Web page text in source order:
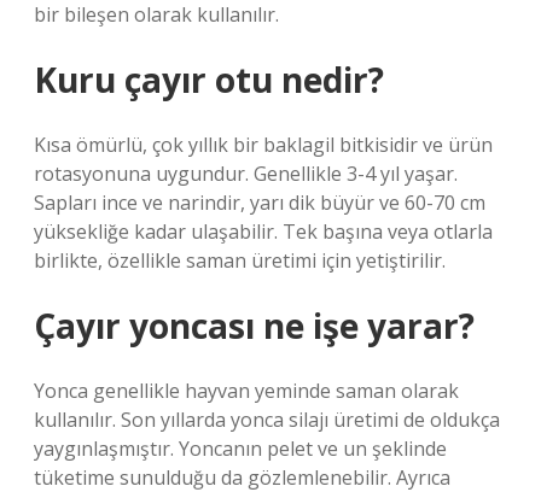
bir bileşen olarak kullanılır.
Kuru çayır otu nedir?
Kısa ömürlü, çok yıllık bir baklagil bitkisidir ve ürün
rotasyonuna uygundur. Genellikle 3-4 yıl yaşar.
Sapları ince ve narindir, yarı dik büyür ve 60-70 cm
yüksekliğe kadar ulaşabilir. Tek başına veya otlarla
birlikte, özellikle saman üretimi için yetiştirilir.
Çayır yoncası ne işe yarar?
Yonca genellikle hayvan yeminde saman olarak
kullanılır. Son yıllarda yonca silajı üretimi de oldukça
yaygınlaşmıştır. Yoncanın pelet ve un şeklinde
tüketime sunulduğu da gözlemlenebilir. Ayrıca